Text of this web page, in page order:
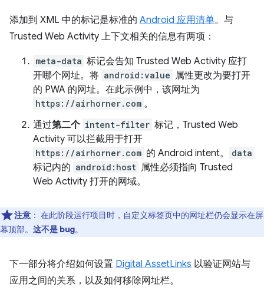
添加到 XML 中的标记是标准的 Android 应用清单。与
Trusted Web Activity 上下文相关的信息有两项：
meta-data 标记会告知 Trusted Web Activity 应打
开哪个网址。将 android:value 属性更改为要打开
的 PWA 的网址。在此示例中，该网址为
https://airhorner.com 。
通过第二个 intent-filter 标记，Trusted Web
Activity 可以拦截用于打开
https://airhorner.com 的 Android intent。 data
标记内的 android:host 属性必须指向 Trusted
Web Activity 打开的网域。
注意 ： 在此阶段运行项目时，自定义标签页中的网址栏仍会显示在屏
幕顶部。 这不是 bug。
下一部分将介绍如何设置 Digital AssetLinks 以验证网站与
应用之间的关系，以及如何移除网址栏。